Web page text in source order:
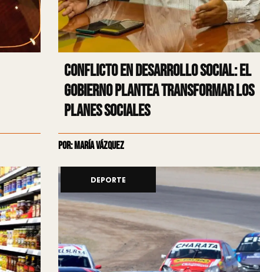
Conflicto en Desarrollo Social: El
Gobierno plantea transformar los
planes sociales
Por: María Vázquez
DEPORTE